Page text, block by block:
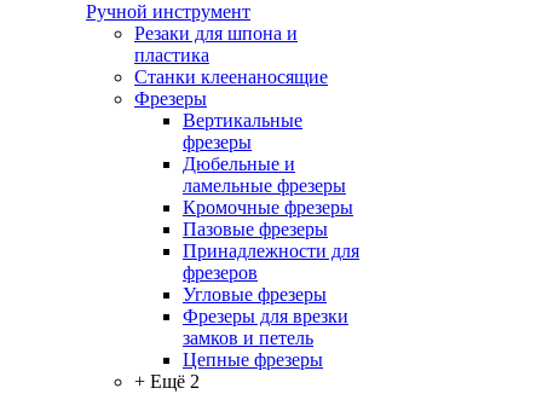
Ручной инструмент
Резаки для шпона и
пластика
Станки клеенаносящие
Фрезеры
Вертикальные
фрезеры
Дюбельные и
ламельные фрезеры
Кромочные фрезеры
Пазовые фрезеры
Принадлежности для
фрезеров
Угловые фрезеры
Фрезеры для врезки
замков и петель
Цепные фрезеры
+ Ещё 2